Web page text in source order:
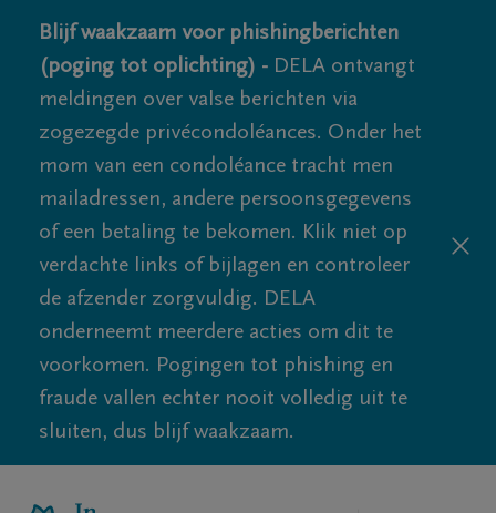
Blijf waakzaam voor phishingberichten
(poging tot oplichting) - DELA ontvangt
meldingen over valse berichten via
zogezegde privécondoléances. Onder het
mom van een condoléance tracht men
mailadressen, andere persoonsgegevens
of een betaling te bekomen. Klik niet op
verdachte links of bijlagen en controleer
de afzender zorgvuldig. DELA
onderneemt meerdere acties om dit te
voorkomen. Pogingen tot phishing en
fraude vallen echter nooit volledig uit te
sluiten, dus blijf waakzaam.